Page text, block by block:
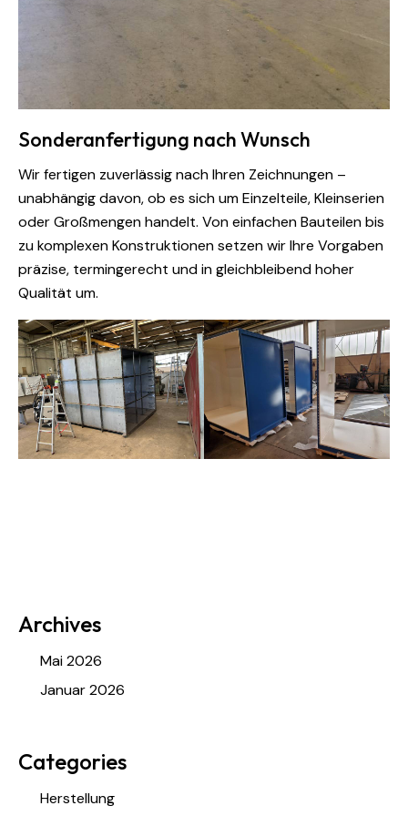
Sonderanfertigung nach Wunsch
Wir fertigen zuverlässig nach Ihren Zeichnungen –
unabhängig davon, ob es sich um Einzelteile, Kleinserien
oder Großmengen handelt. Von einfachen Bauteilen bis
zu komplexen Konstruktionen setzen wir Ihre Vorgaben
präzise, termingerecht und in gleichbleibend hoher
Qualität um.
Archives
Mai 2026
Januar 2026
Categories
Herstellung